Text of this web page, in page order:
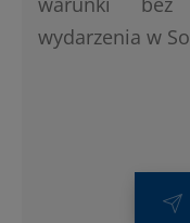
wydarzenia w